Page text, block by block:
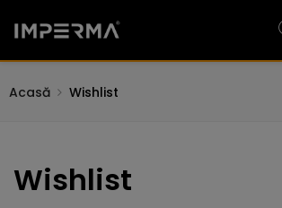
Acasă Wishlist
Wishlist